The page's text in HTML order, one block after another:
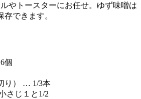
やトースターにお任せ。ゆず味噌は
できます。
個
り） … 1/3本
さじ１と1/2